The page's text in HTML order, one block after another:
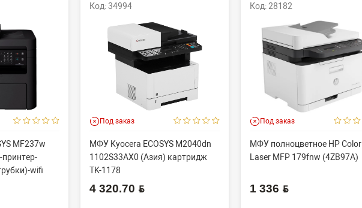
MF237w
wifi
Код: 34994
Под заказ
МФУ Kyocera ECOSYS M2040dn
1102S33AX0 (Азия) картридж
TK-1178
4 320.70 BYN
Код: 28182
Под заказ
МФУ полноцветное HP Color
Laser MFP 179fnw (4ZB97A)
1 336 BYN